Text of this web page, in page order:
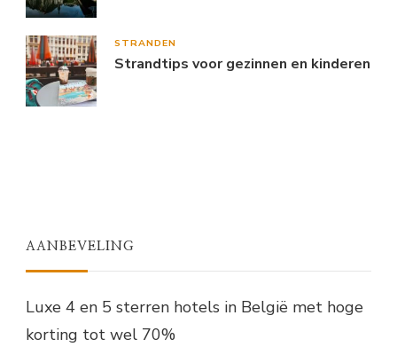
STRANDEN
Strandtips voor gezinnen en kinderen
AANBEVELING
Luxe 4 en 5 sterren hotels in België met hoge
korting tot wel 70%